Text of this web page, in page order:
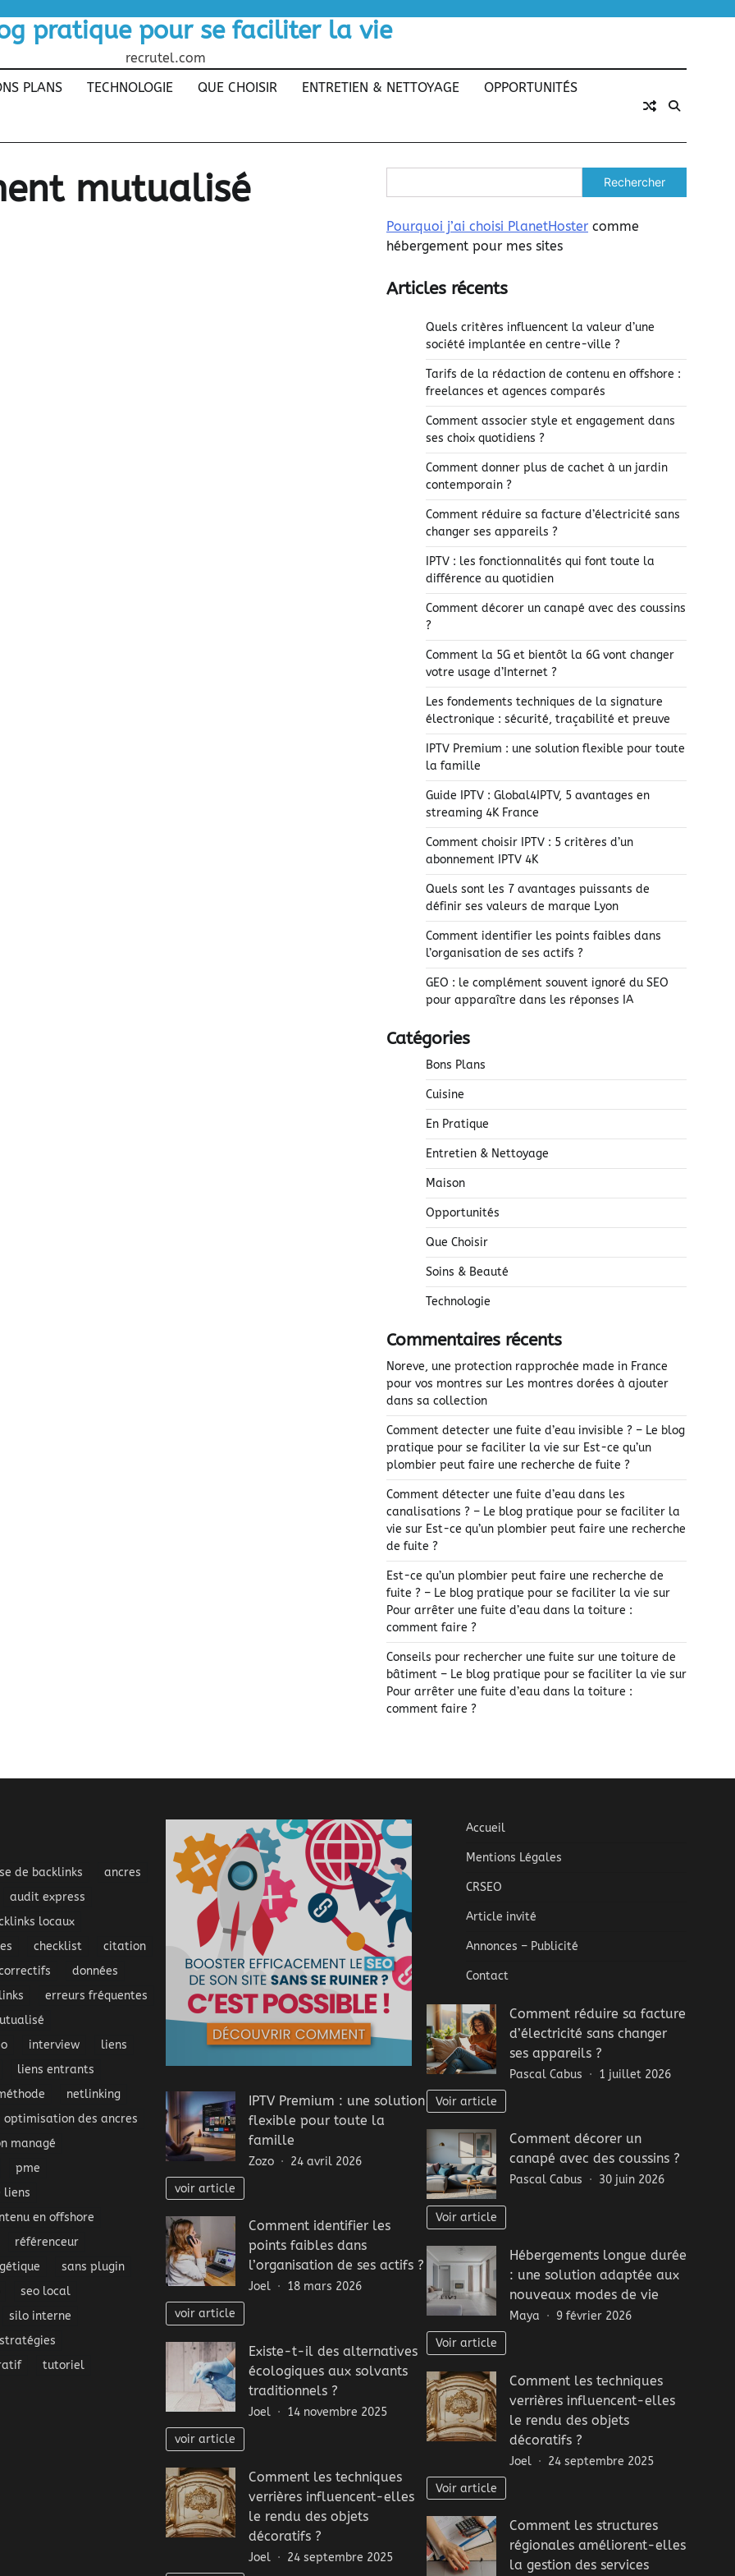
pratique pour se faciliter la vie
recrutel.com
PLANS TECHNOLOGIE QUE CHOISIR ENTRETIEN & NETTOYAGE OPPORTUNITÉS
mutualisé Rechercher
Pourquoi j’ai choisi PlanetHoster comme
hébergement pour mes sites
Articles récents
Quels critères influencent la valeur d’une
société implantée en centre-ville ?
Tarifs de la rédaction de contenu en offshore :
freelances et agences comparés
Comment associer style et engagement dans
ses choix quotidiens ?
Comment donner plus de cachet à un jardin
contemporain ?
Comment réduire sa facture d’électricité sans
changer ses appareils ?
IPTV : les fonctionnalités qui font toute la
différence au quotidien
Comment décorer un canapé avec des coussins
?
Comment la 5G et bientôt la 6G vont changer
votre usage d’Internet ?
Les fondements techniques de la signature
électronique : sécurité, traçabilité et preuve
IPTV Premium : une solution flexible pour toute
la famille
Guide IPTV : Global4IPTV, 5 avantages en
streaming 4K France
Comment choisir IPTV : 5 critères d’un
abonnement IPTV 4K
Quels sont les 7 avantages puissants de
définir ses valeurs de marque Lyon
Comment identifier les points faibles dans
l’organisation de ses actifs ?
GEO : le complément souvent ignoré du SEO
pour apparaître dans les réponses IA
Catégories
Bons Plans
Cuisine
En Pratique
Entretien & Nettoyage
Maison
Opportunités
Que Choisir
Soins & Beauté
Technologie
Commentaires récents
Noreve, une protection rapprochée made in France
pour vos montres sur Les montres dorées à ajouter
dans sa collection
Comment detecter une fuite d’eau invisible ? – Le blog
pratique pour se faciliter la vie sur Est-ce qu’un
plombier peut faire une recherche de fuite ?
Comment détecter une fuite d’eau dans les
canalisations ? – Le blog pratique pour se faciliter la
vie sur Est-ce qu’un plombier peut faire une recherche
de fuite ?
Est-ce qu’un plombier peut faire une recherche de
fuite ? – Le blog pratique pour se faciliter la vie sur
Pour arrêter une fuite d’eau dans la toiture :
comment faire ?
Conseils pour rechercher une fuite sur une toiture de
bâtiment – Le blog pratique pour se faciliter la vie sur
Pour arrêter une fuite d’eau dans la toiture :
comment faire ?
de backlinks
ancres
audit express
locaux
checklist
citation
données
erreurs fréquentes
interview
liens
liens entrants
netlinking
optimisation des ancres
managé
pme
liens
en offshore
référenceur
sans plugin
seo local
silo interne
stratégies
tutoriel
IPTV Premium : une solution
flexible pour toute la
famille
Zozo
24 avril 2026
voir article
Comment identifier les
points faibles dans
l’organisation de ses actifs ?
Joel
18 mars 2026
voir article
Existe-t-il des alternatives
écologiques aux solvants
traditionnels ?
Joel
14 novembre 2025
voir article
Comment les techniques
verrières influencent-elles
le rendu des objets
décoratifs ?
Joel 24 septembre 2025
Accueil
Mentions Légales
CRSEO
Article invité
Annonces – Publicité
Contact
Comment réduire sa facture
d’électricité sans changer
ses appareils ?
Pascal Cabus
1 juillet 2026
Voir article
Comment décorer un
canapé avec des coussins ?
Pascal Cabus 30 juin 2026
Voir article
Hébergements longue durée
: une solution adaptée aux
nouveaux modes de vie
Maya
9 février 2026
Voir article
Comment les techniques
verrières influencent-elles
le rendu des objets
décoratifs ?
Joel
24 septembre 2025
Voir article
Comment les structures
régionales améliorent-elles
la gestion des services